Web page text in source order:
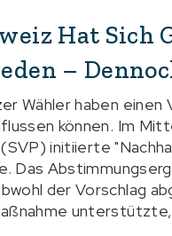
Hat Sich
–
Wähler haben
können. Im
initiierte
Das
der Vorschlag